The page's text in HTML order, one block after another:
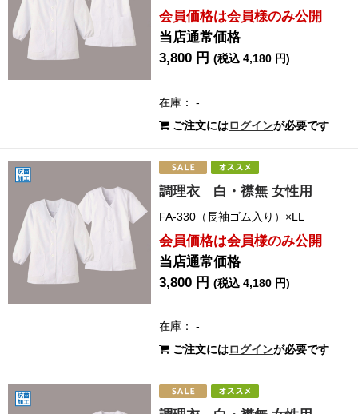
会員価格は会員様のみ公開
当店通常価格
3,800 円(税込 4,180 円)
在庫： -
ご注文にはログインが必要です
調理衣 白・襟無 女性用
FA-330（長袖ゴム入り）×LL
会員価格は会員様のみ公開
当店通常価格
3,800 円(税込 4,180 円)
在庫： -
ご注文にはログインが必要です